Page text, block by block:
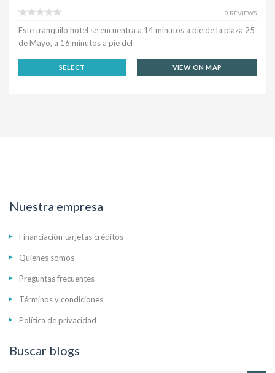
0 REVIEWS
Este tranquilo hotel se encuentra a 14 minutos a pie de la plaza 25
de Mayo, a 16 minutos a pie del
SELECT VIEW ON MAP
Nuestra empresa
Financiación tarjetas créditos
Quienes somos
Preguntas frecuentes
Términos y condiciones
Política de privacidad
Buscar blogs